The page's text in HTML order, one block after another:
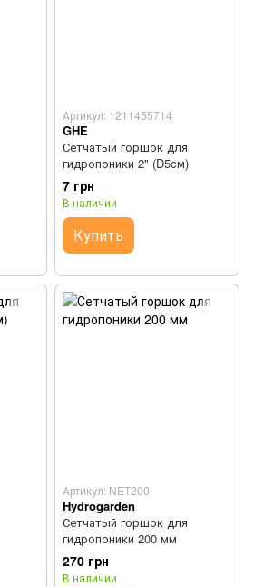
Артикул: 1211455714
GHE
Сетчатый горшок для
гидропоники 2" (D5cм)
7 грн
В наличии
Купить
Артикул: NET200
Hydrogarden
Сетчатый горшок для
гидропоники 200 мм
270 грн
В наличии